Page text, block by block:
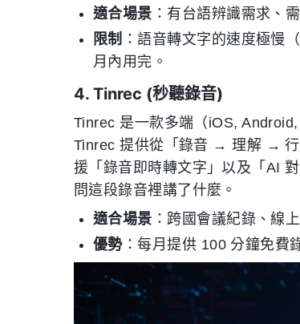
適合場景 ：有台語辨識需求、
限制 ：語音轉文字的速度極慢
月內用完。
4. Tinrec (秒聽錄音)
Tinrec 是一款多端（iOS,
Tinrec 提供從「錄音 → 理解 → 行
援「錄音即時轉文字」以及「AI
問這段錄音裡講了什麼。
適合場景 ：跨國會議紀錄、線
優勢：每月提供 100 分鐘免費